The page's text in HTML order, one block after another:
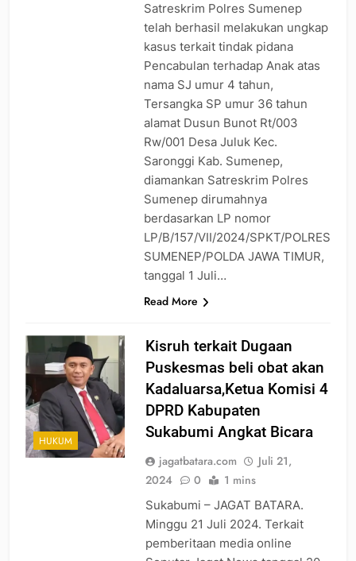
Satreskrim Polres Sumenep
telah berhasil melakukan ungkap
kasus terkait tindak pidana
Pencabulan terhadap Anak atas
nama SJ umur 4 tahun,
Tersangka SP umur 36 tahun
alamat Dusun Bunot Rt/003
Rw/001 Desa Juluk Kec.
Saronggi Kab. Sumenep,
diamankan Satreskrim Polres
Sumenep dirumahnya
berdasarkan LP nomor
LP/B/157/VII/2024/SPKT/POLRES
SUMENEP/POLDA JAWA TIMUR,
tanggal 1 Juli…
Read More
HUKUM
Kisruh terkait Dugaan
Puskesmas beli obat akan
Kadaluarsa,Ketua Komisi 4
DPRD Kabupaten
Sukabumi Angkat Bicara
jagatbatara.com
Juli 21,
2024
0 1 mins
Sukabumi – JAGAT BATARA.
Minggu 21 Juli 2024. Terkait
pemberitaan media online